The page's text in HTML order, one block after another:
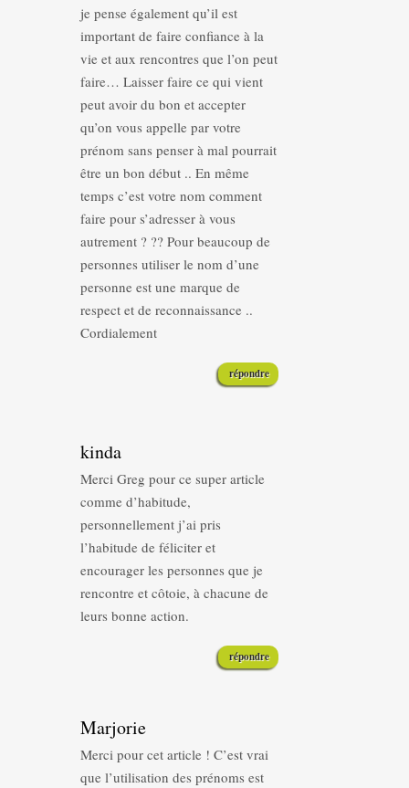
je pense également qu’il est
important de faire confiance à la
vie et aux rencontres que l’on peut
faire… Laisser faire ce qui vient
peut avoir du bon et accepter
qu’on vous appelle par votre
prénom sans penser à mal pourrait
être un bon début .. En même
temps c’est votre nom comment
faire pour s’adresser à vous
autrement ? ?? Pour beaucoup de
personnes utiliser le nom d’une
personne est une marque de
respect et de reconnaissance ..
Cordialement
répondre
kinda
Merci Greg pour ce super article
comme d’habitude,
personnellement j’ai pris
l’habitude de féliciter et
encourager les personnes que je
rencontre et côtoie, à chacune de
leurs bonne action.
répondre
Marjorie
Merci pour cet article ! C’est vrai
que l’utilisation des prénoms est